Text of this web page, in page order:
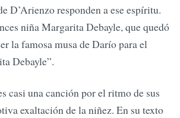
D’Arienzo responden a ese espíritu.
niña Margarita Debayle, que quedó
la famosa musa de Darío para el
Debayle”.
casi una canción por el ritmo de sus
exaltación de la niñez. En su texto